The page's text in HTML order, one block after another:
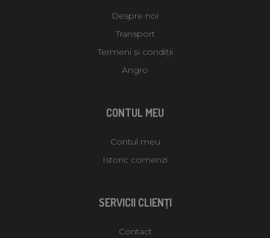
Despre noi
Transport
Termeni și condiții
Angro
CONTUL MEU
Contul meu
Istoric comenzi
SERVICII CLIENŢI
Contact